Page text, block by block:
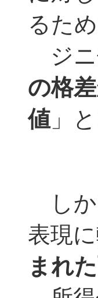
るた
ジニ
の格
値 」
しか
表現
まれ